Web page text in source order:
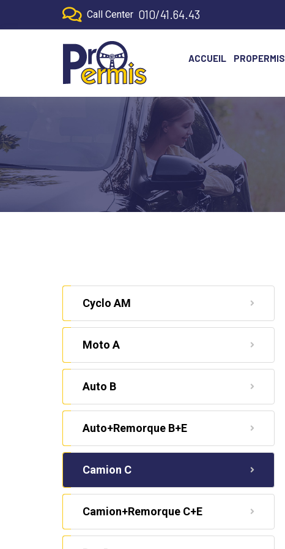
Call Center 010/41.64.43
ACCUEIL PROPERMIS
Cyclo AM
Moto A
Auto B
Auto+Remorque B+E
Camion C
Camion+Remorque C+E